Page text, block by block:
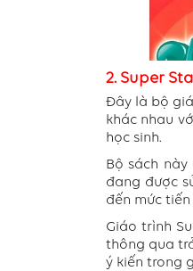
2. Super
Đây là bộ
khác nhau
học sinh.
Bộ sách
đang được
đến mức
Giáo trình
thông qua
ý kiến trong